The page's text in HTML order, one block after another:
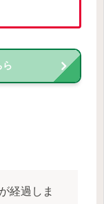
ら
経過しま